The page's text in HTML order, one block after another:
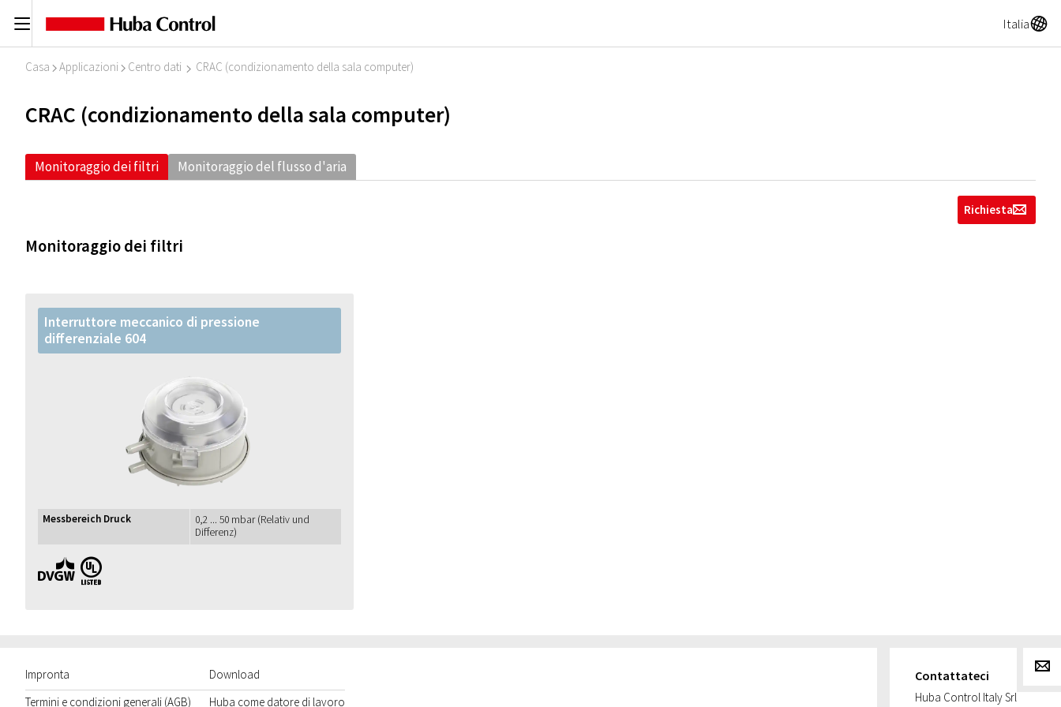
C ItaliaA
Casa I Applicazioni I Centro dati I CRAC (condizionamento della sala computer)
CRAC (condizionamento della sala computer)
Monitoraggio dei filtri Monitoraggio del flusso d'aria
Richiestag
Monitoraggio dei filtri
Interruttore meccanico di pressione
differenziale 604
Messbereich Druck
0,2 ... 50 mbar (Relativ und
Differenz)
DVGW UL
Impronta
Termini e condizioni generali (AGB)
Download
Huba come datore di lavoro
Contattateci
Huba Control Italy Srl
g